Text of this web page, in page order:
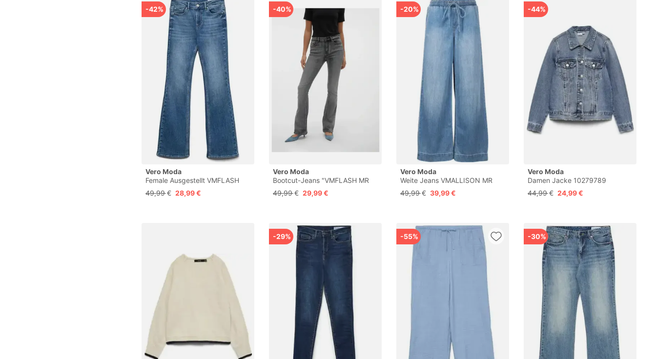
-42%
Vero Moda
Female Ausgestellt VMFLASH
Mid Rise Ausgestellt Jeans
49,99 € 28,99 €
-40%
Vero Moda
Bootcut-Jeans "VMFLASH MR
FLARED JEANS LI213 GA
NOOS" Baumwollmischung mit
49,99 € 29,99 €
-20%
Vero Moda
Weite Jeans VMALLISON MR
WIDE JEANS
49,99 € 39,99 €
-44%
Vero Moda
Damen Jacke 10279789
Medium Blue Denim Xs
44,99 € 24,99 €
-29% -55% -30%